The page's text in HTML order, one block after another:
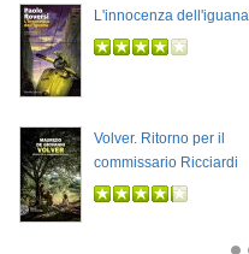
L'innocenza dell'iguana
Volver. Ritorno per il
commissario Ricciardi